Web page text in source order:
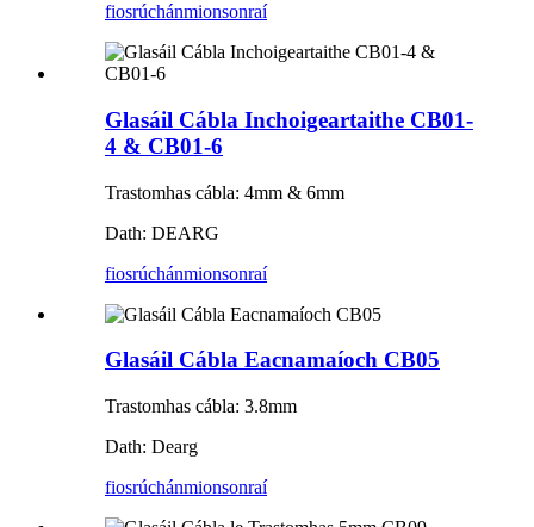
fiosrúchánmionsonraí
Glasáil Cábla Inchoigeartaithe CB01-
4 & CB01-6
Trastomhas cábla: 4mm & 6mm
Dath: DEARG
fiosrúchánmionsonraí
Glasáil Cábla Eacnamaíoch CB05
Trastomhas cábla: 3.8mm
Dath: Dearg
fiosrúchánmionsonraí